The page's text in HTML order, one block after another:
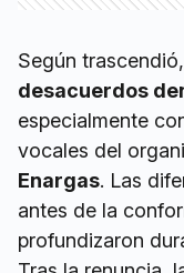
Según trascendió,
desacuerdos
especialmente
vocales del
Enargas. Las
antes de la
profundizaron